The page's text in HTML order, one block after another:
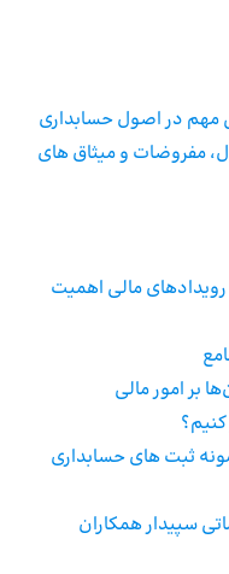
مفروضات و میثاق های
مالی اهمیت
بر امور مالی
ثبت های حسابداری
سپیدار همکاران